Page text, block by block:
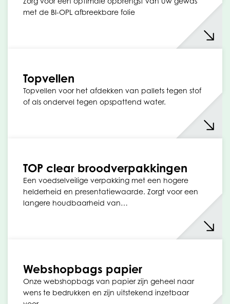
met de BI-OPL afbreekbare folie
Topvellen
Topvellen voor het afdekken van pallets tegen stof
of als ondervel tegen opspattend water.
TOP clear broodverpakkingen
Een voedselveilige verpakking met een hogere
helderheid en presentatiewaarde. Zorgt voor een
langere houdbaarheid van…
Webshopbags papier
Onze webshopbags van papier zijn geheel naar
wens te bedrukken en zijn uitstekend inzetbaar